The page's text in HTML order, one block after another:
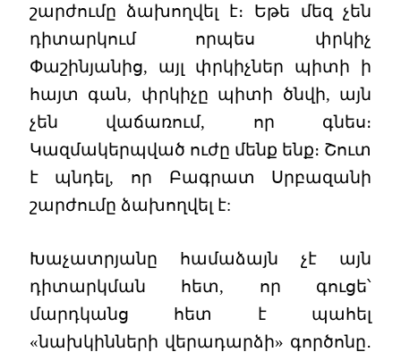
շարժումը ձախողվել է։ Եթե մեզ չեն
դիտարկում որպես փրկիչ
Փաշինյանից, այլ փրկիչներ պիտի ի
հայտ գան, փրկիչը պիտի ծնվի, այն
չեն վաճառում, որ գնես։
Կազմակերպված ուժը մենք ենք։ Շուտ
է պնդել, որ Բագրատ Սրբազանի
շարժումը ձախողվել է:
Խաչատրյանը համաձայն չէ այն
դիտարկման հետ, որ գուցե՝
մարդկանց հետ է պահել
«նախկինների վերադարձի» գործոնը․